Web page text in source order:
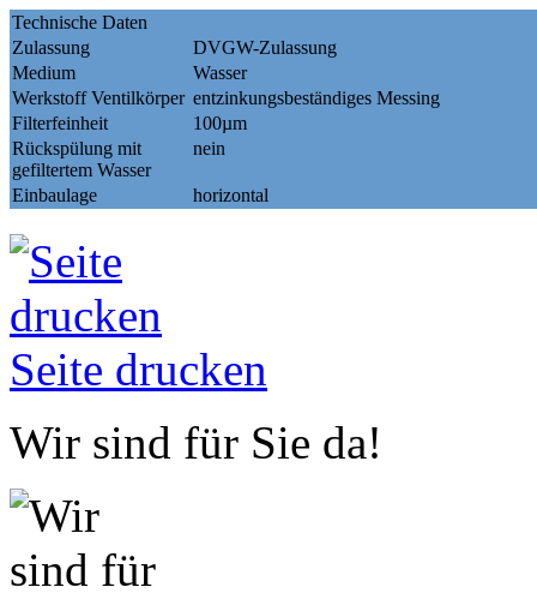
Technische Daten
Zulassung
DVGW-Zulassung
Medium
Wasser
Werkstoff Ventilkörper entzinkungsbeständiges Messing
Filterfeinheit
100µm
Rückspülung mit
gefiltertem Wasser
nein
Einbaulage horizontal
Seite drucken
Wir sind für Sie da!